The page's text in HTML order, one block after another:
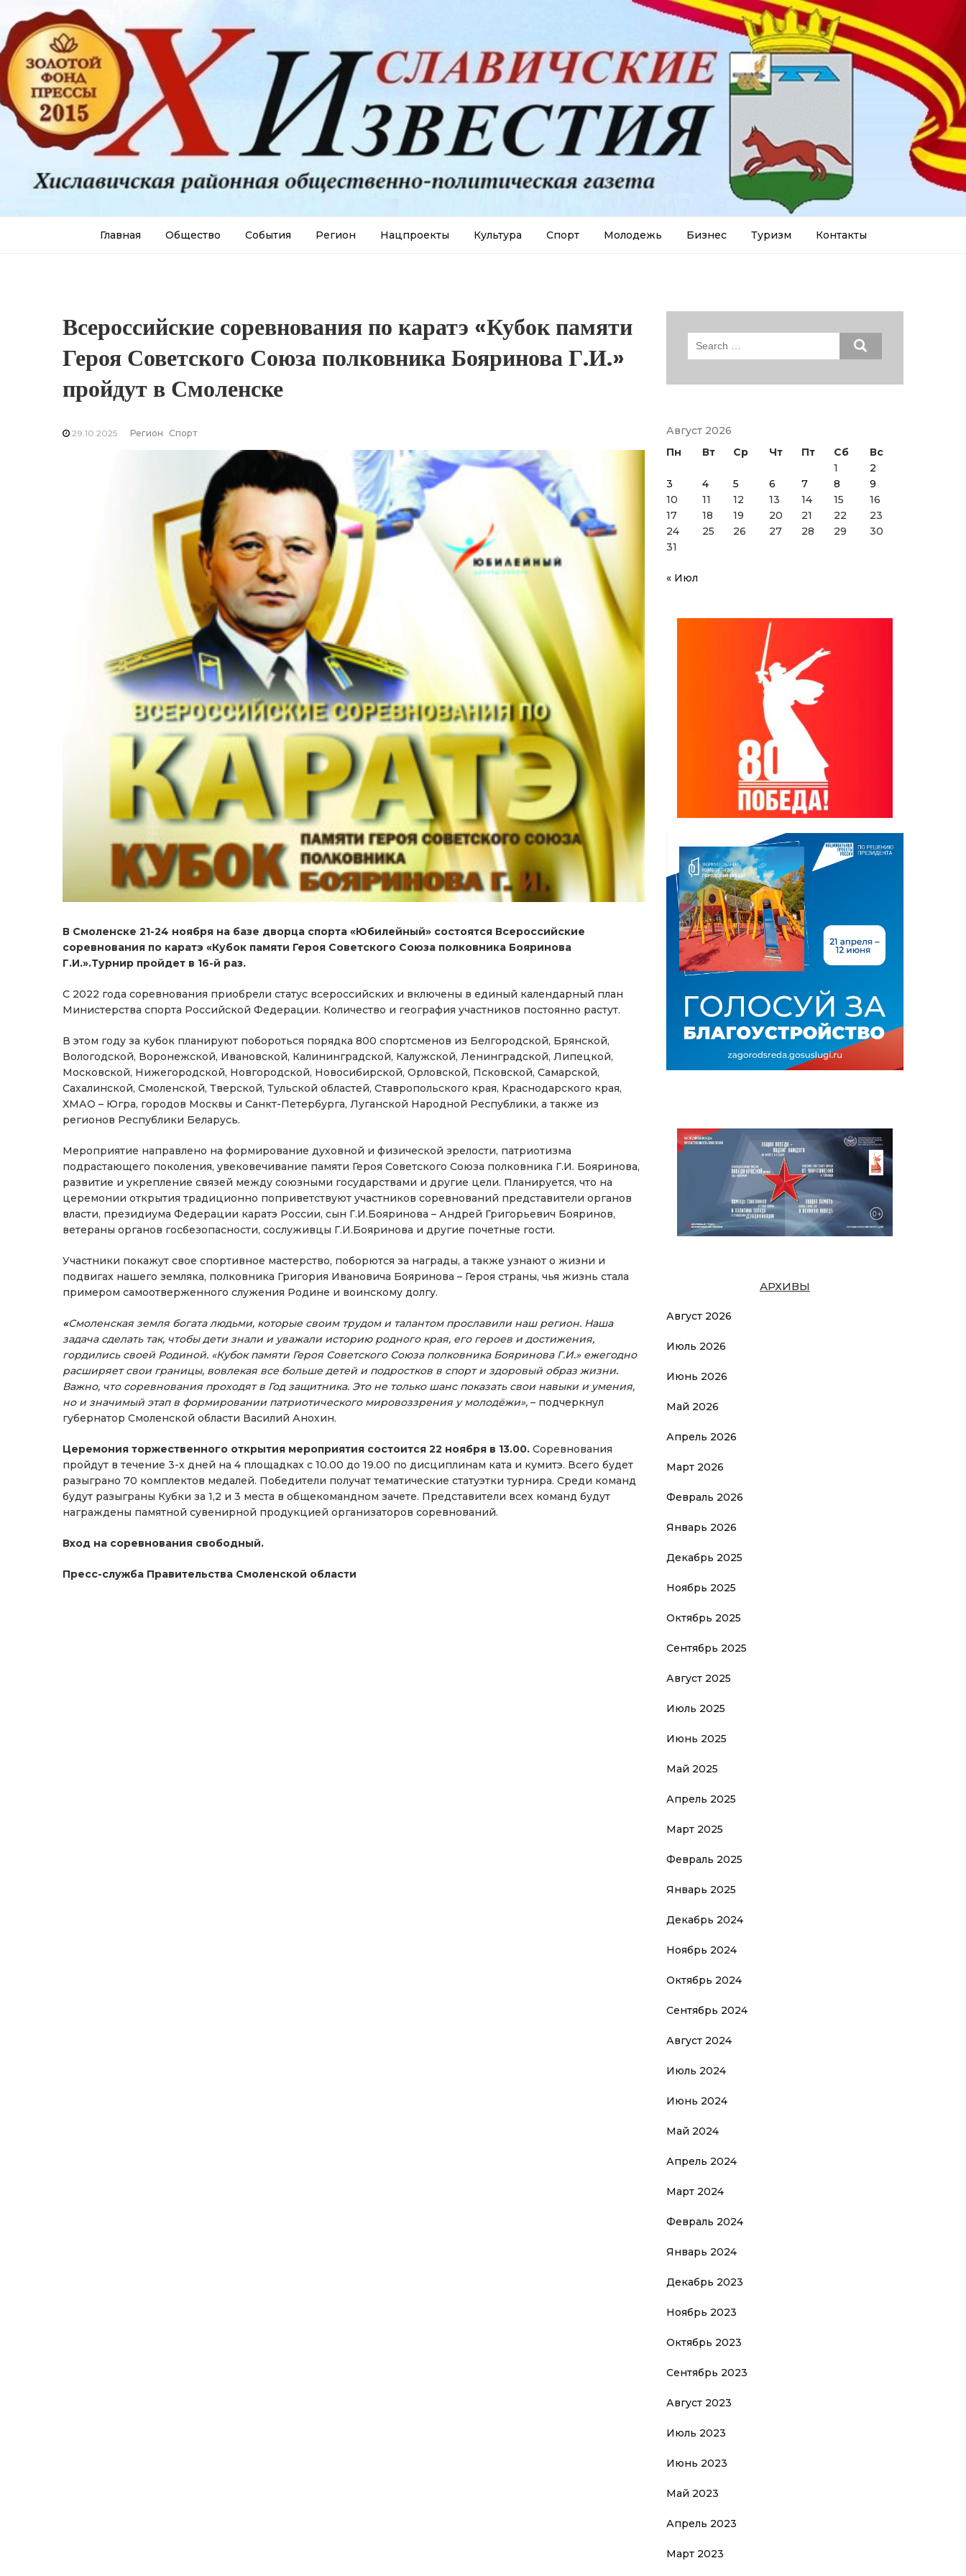
Главная Общество События Регион Нацпроекты Культура Спорт Молодежь Бизнес Туризм Контакты
Всероссийские соревнования по каратэ «Кубок памяти
Героя Советского Союза полковника Бояринова Г.И.»
пройдут в Смоленске
29.10.2025 Регион Спорт
В Смоленске 21-24 ноября на базе дворца спорта «Юбилейный» состоятся Всероссийские
соревнования по каратэ «Кубок памяти Героя Советского Союза полковника Бояринова
Г.И.».Турнир пройдет в 16-й раз.
С 2022 года соревнования приобрели статус всероссийских и включены в единый календарный план
Министерства спорта Российской Федерации. Количество и география участников постоянно растут.
В этом году за кубок планируют побороться порядка 800 спортсменов из Белгородской, Брянской,
Вологодской, Воронежской, Ивановской, Калининградской, Калужской, Ленинградской, Липецкой,
Московской, Нижегородской, Новгородской, Новосибирской, Орловской, Псковской, Самарской,
Сахалинской, Смоленской, Тверской, Тульской областей, Ставропольского края, Краснодарского края,
ХМАО – Югра, городов Москвы и Санкт-Петербурга, Луганской Народной Республики, а также из
регионов Республики Беларусь.
Мероприятие направлено на формирование духовной и физической зрелости, патриотизма
подрастающего поколения, увековечивание памяти Героя Советского Союза полковника Г.И. Бояринова,
развитие и укрепление связей между союзными государствами и другие цели. Планируется, что на
церемонии открытия традиционно поприветствуют участников соревнований представители органов
власти, президиума Федерации каратэ России, сын Г.И.Бояринова – Андрей Григорьевич Бояринов,
ветераны органов госбезопасности, сослуживцы Г.И.Бояринова и другие почетные гости.
Участники покажут свое спортивное мастерство, поборются за награды, а также узнают о жизни и
подвигах нашего земляка, полковника Григория Ивановича Бояринова – Героя страны, чья жизнь стала
примером самоотверженного служения Родине и воинскому долгу.
«Смоленская земля богата людьми, которые своим трудом и талантом прославили наш регион. Наша
задача сделать так, чтобы дети знали и уважали историю родного края, его героев и достижения,
гордились своей Родиной. «Кубок памяти Героя Советского Союза полковника Бояринова Г.И.» ежегодно
расширяет свои границы, вовлекая все больше детей и подростков в спорт и здоровый образ жизни.
Важно, что соревнования проходят в Год защитника. Это не только шанс показать свои навыки и умения,
но и значимый этап в формировании патриотического мировоззрения у молодёжи», – подчеркнул
губернатор Смоленской области Василий Анохин.
Церемония торжественного открытия мероприятия состоится 22 ноября в 13.00. Соревнования
пройдут в течение 3-х дней на 4 площадках с 10.00 до 19.00 по дисциплинам ката и кумитэ. Всего будет
разыграно 70 комплектов медалей. Победители получат тематические статуэтки турнира. Среди команд
будут разыграны Кубки за 1,2 и 3 места в общекомандном зачете. Представители всех команд будут
награждены памятной сувенирной продукцией организаторов соревнований.
Вход на соревнования свободный.
Пресс-служба Правительства Смоленской области
Search
Август 2026
Пн
Вт Ср Чт Пт Сб
Вс
1
2
3
4 5 6 7 8
9
10
11 12 13 14 15
16
17
18 19 20 21 22
23
24
25 26 27 28 29
30
31
« Июл
АРХИВЫ
Август 2026
Июль 2026
Июнь 2026
Май 2026
Апрель 2026
Март 2026
Февраль 2026
Январь 2026
Декабрь 2025
Ноябрь 2025
Октябрь 2025
Сентябрь 2025
Август 2025
Июль 2025
Июнь 2025
Май 2025
Апрель 2025
Март 2025
Февраль 2025
Январь 2025
Декабрь 2024
Ноябрь 2024
Октябрь 2024
Сентябрь 2024
Август 2024
Июль 2024
Июнь 2024
Май 2024
Апрель 2024
Март 2024
Февраль 2024
Январь 2024
Декабрь 2023
Ноябрь 2023
Октябрь 2023
Сентябрь 2023
Август 2023
Июль 2023
Июнь 2023
Май 2023
Апрель 2023
Март 2023